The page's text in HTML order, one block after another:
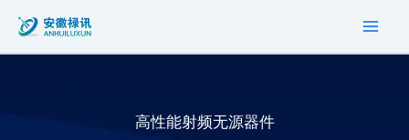
高性能射频无源器件
索
内